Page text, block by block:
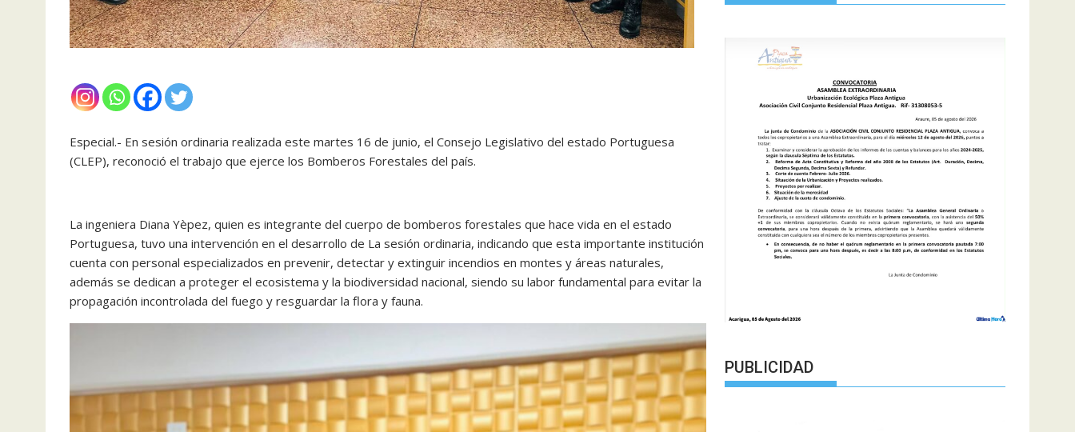
Especial.- En sesión ordinaria realizada este martes 16 de junio, el Consejo Legislativo del estado Portuguesa
(CLEP), reconoció el trabajo que ejerce los Bomberos Forestales del país.
La ingeniera Diana Yèpez, quien es integrante del cuerpo de bomberos forestales que hace vida en el estado
Portuguesa, tuvo una intervención en el desarrollo de La sesión ordinaria, indicando que esta importante institución
cuenta con personal especializados en prevenir, detectar y extinguir incendios en montes y áreas naturales,
además se dedican a proteger el ecosistema y la biodiversidad nacional, siendo su labor fundamental para evitar la
propagación incontrolada del fuego y resguardar la flora y fauna.
PUBLICIDAD